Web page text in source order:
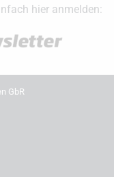
hier anmelden:
GbR